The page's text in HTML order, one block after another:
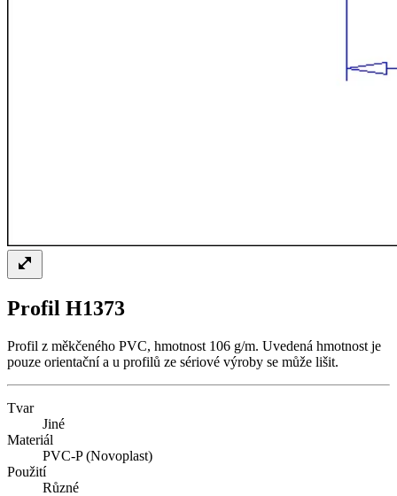
Profil H1373
Profil z měkčeného PVC, hmotnost 106 g/m. Uvedená hmotnost je
pouze orientační a u profilů ze sériové výroby se může lišit.
Tvar
Jiné
Materiál
PVC-P (Novoplast)
Použití
Různé